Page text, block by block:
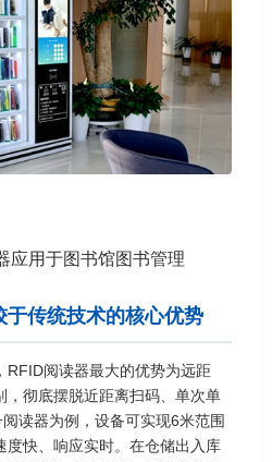
应用于图书馆图书管理
于传统技术的核心优势
RFID阅读器最大的优势为远距
，彻底摆脱近距离扫码、单次单
读器为例，设备可实现6米范围
度快、响应实时。在仓储出入库